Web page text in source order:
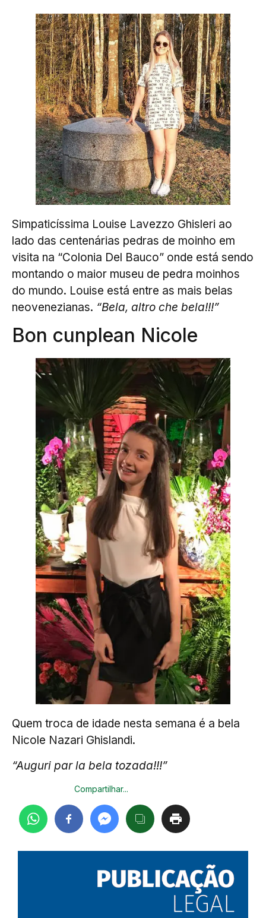
Simpaticíssima Louise Lavezzo Ghisleri ao
lado das centenárias pedras de moinho em
visita na “Colonia Del Bauco” onde está sendo
montando o maior museu de pedra moinhos
do mundo. Louise está entre as mais belas
neovenezianas. “Bela, altro che bela!!!”
Bon cunplean Nicole
Quem troca de idade nesta semana é a bela
Nicole Nazari Ghislandi.
“Auguri par la bela tozada!!!”
Compartilhar...